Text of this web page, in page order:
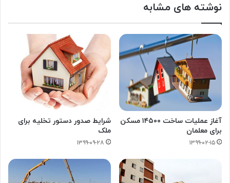
نوشته های مشابه
آغاز عملیات ساخت ۱۴۵۰۰ مسکن
برای معلمان
۱۳۹۹-۰۲-۱۵
شرایط صدور دستور تخلیه برای
ملک
۱۳۹۹-۰۹-۲۸